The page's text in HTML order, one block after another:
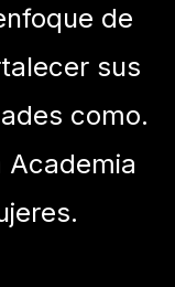
de
sus
como.
Academia